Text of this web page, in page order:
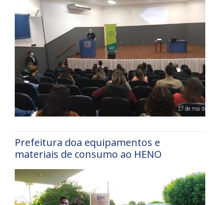
Prefeitura doa equipamentos e
materiais de consumo ao HENO